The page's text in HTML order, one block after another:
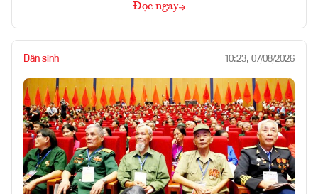
Đọc ngay
Dân sinh 10:23, 07/08/2026